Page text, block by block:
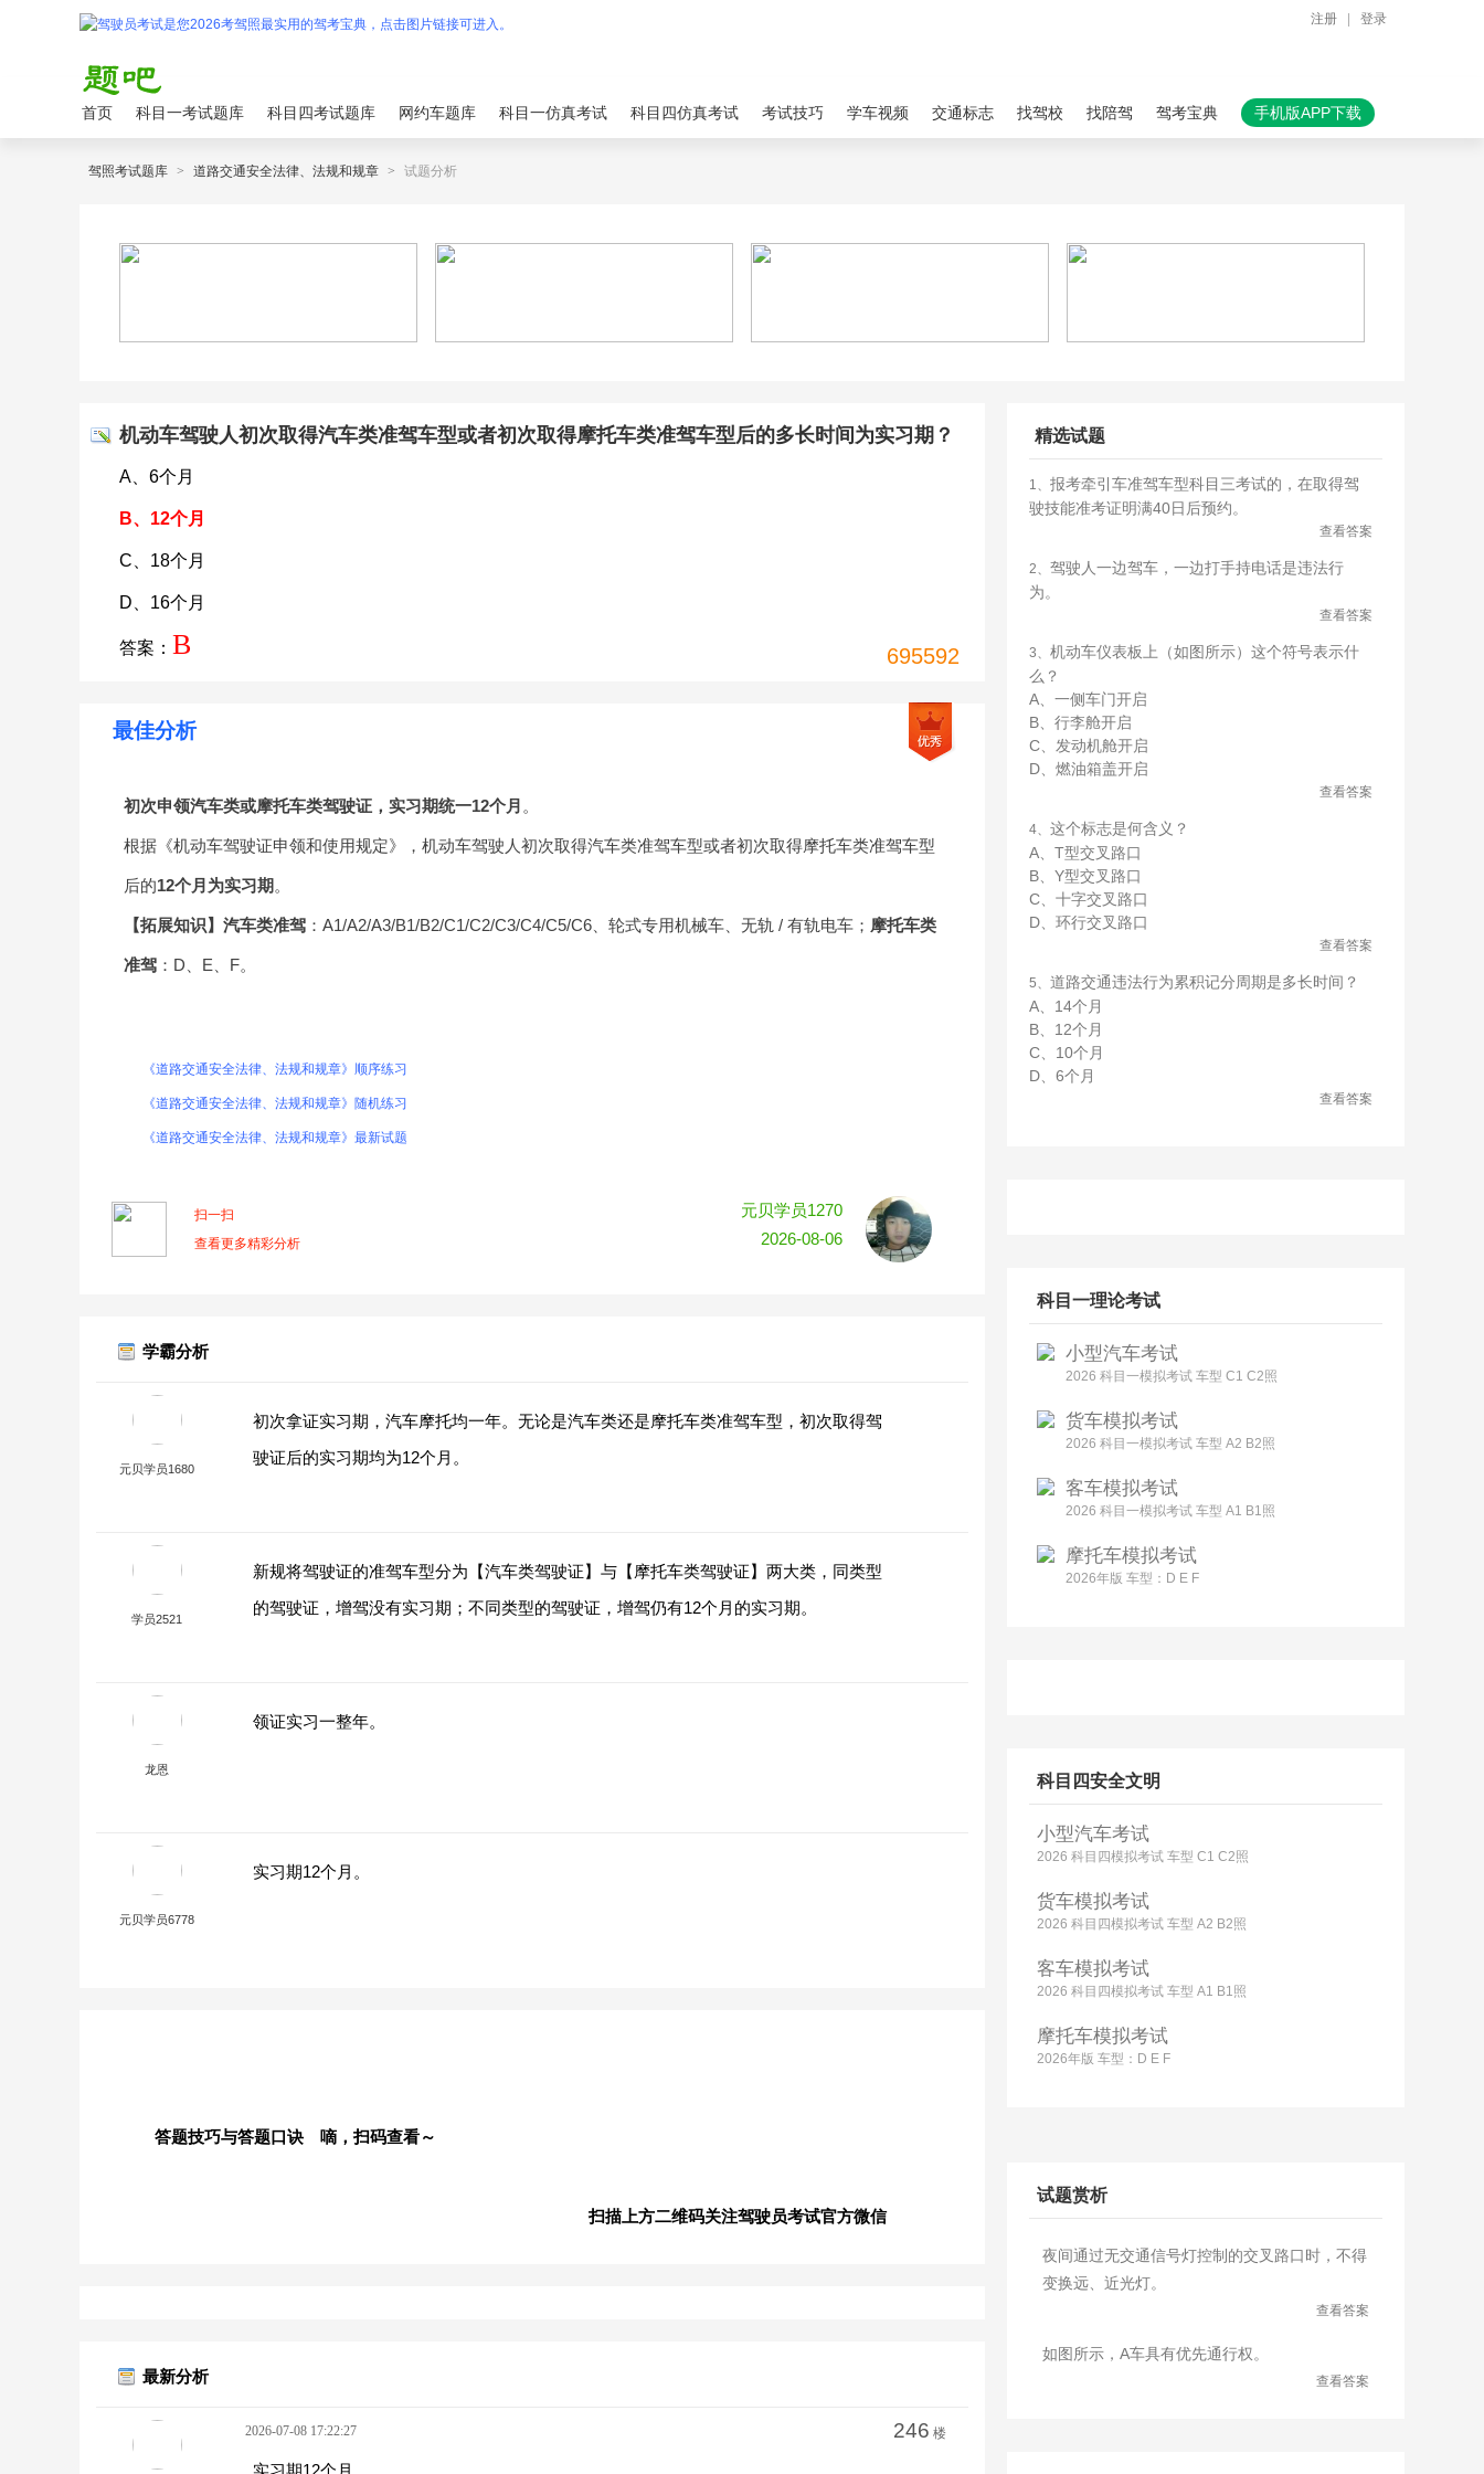
注册 登录
首页 科目一考试题库 科目四考试题库 网约车题库 科目一仿真考试 科目四仿真考试 考试技巧 学车视频 交通标志 找驾校 找陪驾 驾考宝典 手机版APP下载
驾照考试题库 > 道路交通安全法律、法规和规章 > 试题分析
机动车驾驶人初次取得汽车类准驾车型或者初次取得摩托车类准驾车型后的多长时间为实习期？
A、6个月
B、12个月
C、18个月
D、16个月
答案： B 695592
最佳分析
初次申领汽车类或摩托车类驾驶证，实习期统一12个月 。
根据《机动车驾驶证申领和使用规定》，机动车驾驶人初次取得汽车类准驾车型或者初次取得摩托车类准驾车型
后的12个月为实习期 。
【拓展知识】 汽车类准驾 ：A1/A2/A3/B1/B2/C1/C2/C3/C4/C5/C6、轮式专用机械车、无轨 / 有轨电车； 摩托车类
准驾 ：D、E、F。
《道路交通安全法律、法规和规章》顺序练习
《道路交通安全法律、法规和规章》随机练习
《道路交通安全法律、法规和规章》最新试题
扫一扫
查看更多精彩分析
元贝学员1270
2026-08-06
学霸分析
元贝学员1680
初次拿证实习期，汽车摩托均一年。无论是汽车类还是摩托车类准驾车型，初次取得驾
驶证后的实习期均为12个月。
学员2521
新规将驾驶证的准驾车型分为【汽车类驾驶证】与【摩托车类驾驶证】两大类，同类型
的驾驶证，增驾没有实习期；不同类型的驾驶证，增驾仍有12个月的实习期。
龙恩
领证实习一整年。
元贝学员6778
实习期12个月。
答题技巧与答题口诀 嘀，扫码查看～
扫描上方二维码关注驾驶员考试官方微信
最新分析
2026-07-08 17:22:27 246 楼
实习期12个月
精选试题
1、 报考牵引车准驾车型科目三考试的，在取得驾
驶技能准考证明满40日后预约。
查看答案
2、 驾驶人一边驾车，一边打手持电话是违法行
为。
查看答案
3、 机动车仪表板上（如图所示）这个符号表示什
么？
A、一侧车门开启
B、行李舱开启
C、发动机舱开启
D、燃油箱盖开启
查看答案
4、 这个标志是何含义？
A、T型交叉路口
B、Y型交叉路口
C、十字交叉路口
D、环行交叉路口
查看答案
5、 道路交通违法行为累积记分周期是多长时间？
A、14个月
B、12个月
C、10个月
D、6个月
查看答案
科目一理论考试
小型汽车考试
2026 科目一模拟考试 车型 C1 C2照
货车模拟考试
2026 科目一模拟考试 车型 A2 B2照
客车模拟考试
2026 科目一模拟考试 车型 A1 B1照
摩托车模拟考试
2026年版 车型：D E F
科目四安全文明
小型汽车考试
2026 科目四模拟考试 车型 C1 C2照
货车模拟考试
2026 科目四模拟考试 车型 A2 B2照
客车模拟考试
2026 科目四模拟考试 车型 A1 B1照
摩托车模拟考试
2026年版 车型：D E F
试题赏析
夜间通过无交通信号灯控制的交叉路口时，不得
变换远、近光灯。
查看答案
如图所示，A车具有优先通行权。
查看答案